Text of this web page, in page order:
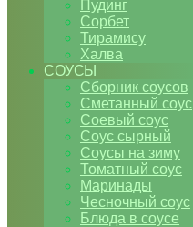
Пудинг
Сорбет
Тирамису
Халва
СОУСЫ
Сборник соусов
Сметанный соус
Соевый соус
Соус сырный
Соусы на зиму
Томатный соус
Маринады
Чесночный соус
Блюда в соусе